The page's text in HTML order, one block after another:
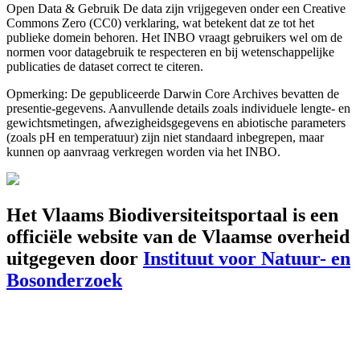
Open Data & Gebruik De data zijn vrijgegeven onder een Creative
Commons Zero (CC0) verklaring, wat betekent dat ze tot het
publieke domein behoren. Het INBO vraagt gebruikers wel om de
normen voor datagebruik te respecteren en bij wetenschappelijke
publicaties de dataset correct te citeren.
Opmerking: De gepubliceerde Darwin Core Archives bevatten de
presentie-gegevens. Aanvullende details zoals individuele lengte- en
gewichtsmetingen, afwezigheidsgegevens en abiotische parameters
(zoals pH en temperatuur) zijn niet standaard inbegrepen, maar
kunnen op aanvraag verkregen worden via het INBO.
Het Vlaams Biodiversiteitsportaal is een
officiële website van de Vlaamse overheid
uitgegeven door Instituut voor Natuur- en
Bosonderzoek